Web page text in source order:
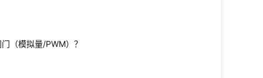
（模拟量/PWM）？